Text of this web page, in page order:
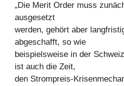
„Die Merit Order muss
ausgesetzt
werden, gehört aber
abgeschafft, so wie
beispielsweise in der
ist auch die Zeit,
den Strompreis-